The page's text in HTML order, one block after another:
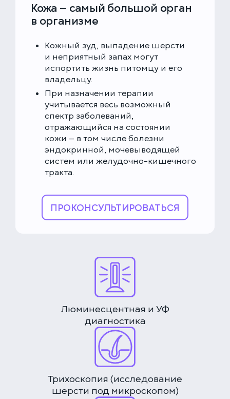
Кожа — самый большой орган
в организме
Кожный зуд, выпадение шерсти
и неприятный запах могут
испортить жизнь питомцу и его
владельцу.
При назначении терапии
учитывается весь возможный
спектр заболеваний,
отражающийся на состоянии
кожи — в том числе болезни
эндокринной, мочевыводящей
систем или желудочно-кишечного
тракта.
ПРОКОНСУЛЬТИРОВАТЬСЯ
Люминесцентная и УФ
диагностика
Трихоскопия (исследование
шерсти под микроскопом)